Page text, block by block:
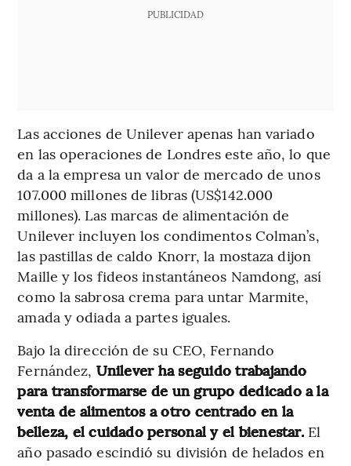
PUBLICIDAD
Las acciones de Unilever apenas han variado
en las operaciones de Londres este año, lo que
da a la empresa un valor de mercado de unos
107.000 millones de libras (US$142.000
millones). Las marcas de alimentación de
Unilever incluyen los condimentos Colman’s,
las pastillas de caldo Knorr, la mostaza dijon
Maille y los fideos instantáneos Namdong, así
como la sabrosa crema para untar Marmite,
amada y odiada a partes iguales.
Bajo la dirección de su CEO, Fernando
Fernández, Unilever ha seguido trabajando
para transformarse de un grupo dedicado a la
venta de alimentos a otro centrado en la
belleza, el cuidado personal y el bienestar. El
año pasado escindió su división de helados en